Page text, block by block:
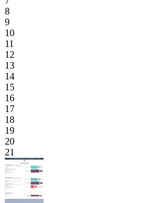
8
9
10
11
12
13
14
15
16
17
18
19
20
21